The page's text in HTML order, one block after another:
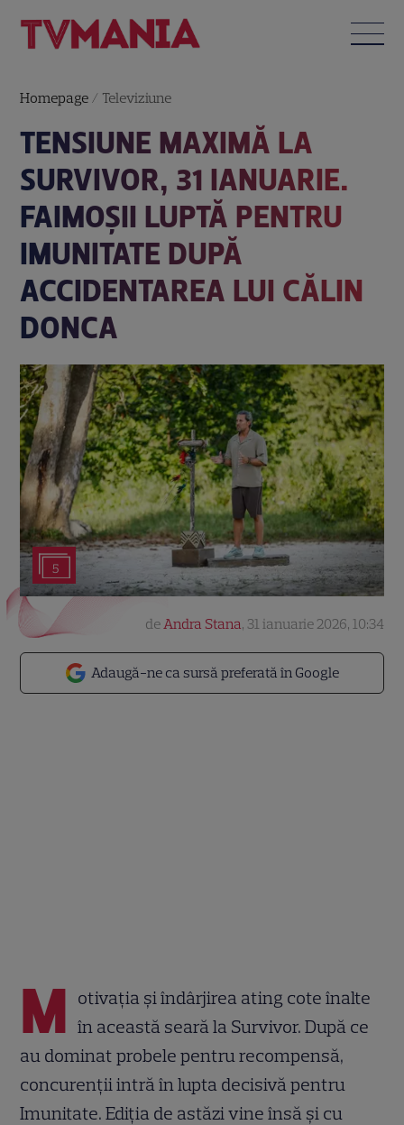
Homepage / Televiziune
TENSIUNE MAXIMĂ LA
SURVIVOR, 31 IANUARIE.
FAIMOȘII LUPTĂ PENTRU
IMUNITATE DUPĂ
ACCIDENTAREA LUI CĂLIN
DONCA
5
Adaugă-ne ca sursă preferată în Google
deAndra Stana, 31 ianuarie 2026, 10:34
M otivația și îndârjirea ating cote înalte
în această seară la Survivor. După ce
au dominat probele pentru recompensă,
concurenții intră în lupta decisivă pentru
Imunitate. Ediția de astăzi vine însă și cu